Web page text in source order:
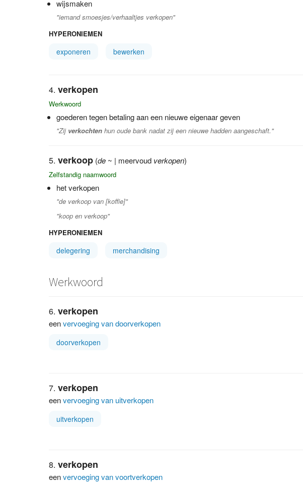
wijsmaken
"iemand smoesjes/verhaaltjes verkopen"
HYPERONIEMEN
exponeren bewerken
verkopen
Werkwoord
goederen tegen betaling aan een nieuwe eigenaar geven
"Zij verkochten hun oude bank nadat zij een nieuwe hadden aangeschaft."
verkoop (de ~ | meervoud verkopen)
Zelfstandig naamwoord
het verkopen
"de verkoop van [koffie]"
"koop en verkoop"
HYPERONIEMEN
delegering merchandising
Werkwoord
verkopen
eenvervoeging van doorverkopen
doorverkopen
verkopen
eenvervoeging van uitverkopen
uitverkopen
verkopen
eenvervoeging van voortverkopen